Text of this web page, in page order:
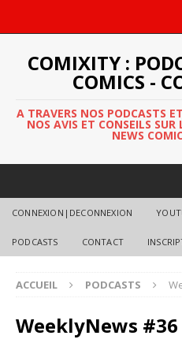
COMIXITY :
COMICS -
A TRAVERS NOS PODCASTS
NOS AVIS ET CONSEILS SUR
NEWS
CONNEXION|DECONNEXION
PODCASTS CONTACT
ACCUEIL PODCASTS
WeeklyNews #36